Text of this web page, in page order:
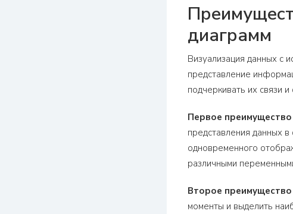
диаграмм
Визуализация данных с
представление
подчеркивать их связи
Первое преимущество
представления данных
одновременного
различными
Второе преимущество
моменты и выделить